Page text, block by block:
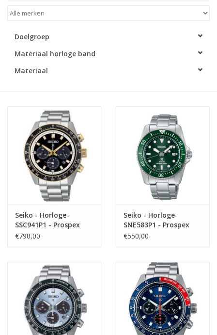
Overige
Merken
Cadeaukaarten
Doelgroep
Materiaal horloge band
Materiaal
Seiko - Horloge-
SSC941P1 - Prospex
€790,00
Seiko - Horloge-
SNE583P1 - Prospex
€550,00